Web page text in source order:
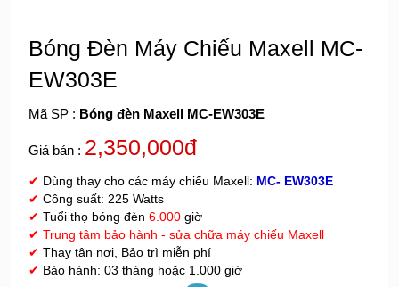
Bóng Đèn Máy Chiếu Maxell MC-
EW303E
Mã SP : Bóng đèn Maxell MC-EW303E
Giá bán : 2,350,000đ
✔ Dùng thay cho các máy chiếu Maxell: MC- EW303E
✔ Công suất: 225 Watts
✔ Tuổi thọ bóng đèn 6.000 giờ
✔ Trung tâm bảo hành - sửa chữa máy chiếu Maxell
✔ Thay tận nơi, Bảo trì miễn phí
✔ Bảo hành: 03 tháng hoặc 1.000 giờ